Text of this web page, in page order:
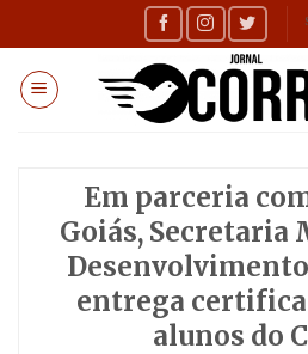
to
content
Em parceria
Goiás, Secretaria
entrega
alunos do